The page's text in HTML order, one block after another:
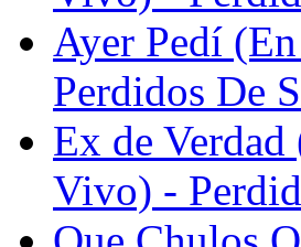
Ayer Pedí
Perdidos De
Ex de
Vivo) -